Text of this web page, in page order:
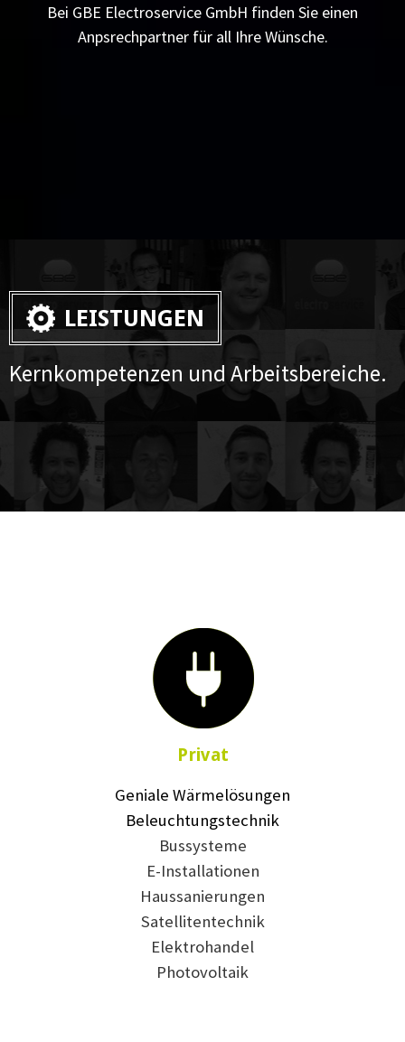
Bei GBE Electroservice GmbH finden Sie einen
Anpsrechpartner für all Ihre Wünsche.
LEISTUNGEN
Kernkompetenzen und Arbeitsbereiche.
Privat
Geniale Wärmelösungen
Beleuchtungstechnik
Bussysteme
E-Installationen
Haussanierungen
Satellitentechnik
Elektrohandel
Photovoltaik